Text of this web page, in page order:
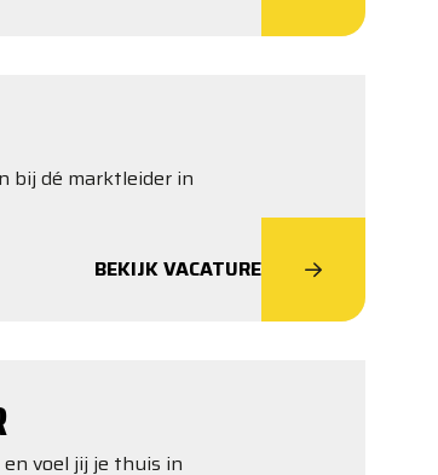
bij dé marktleider in
BEKIJK VACATURE
voel jij je thuis in